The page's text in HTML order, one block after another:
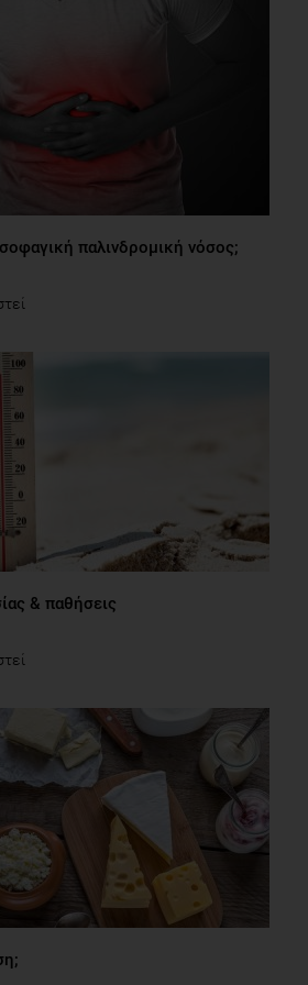
Isomers in Eye Health and
related macular degeneration.
2016.
F, Vieths S, Wüthrich B. Allergy
zucchini (Cucurbita pepo) :
παλινδρομική νόσος;
& παθήσεις